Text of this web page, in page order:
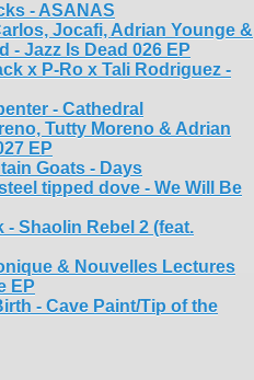
- ASANAS
Jocafi, Adrian Younge &
- Jazz Is Dead 026 EP
x P-Ro x Tali Rodriguez -
- Cathedral
Tutty Moreno & Adrian
EP
Goats - Days
tipped dove - We Will Be
- Shaolin Rebel 2 (feat.
& Nouvelles Lectures
EP
- Cave Paint/Tip of the